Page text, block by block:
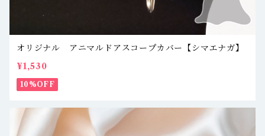
オリジナル アニマルドアスコープカバー【シマエナガ】
¥1,530
10%OFF